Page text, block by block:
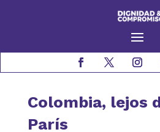
Colombia, lejos
París